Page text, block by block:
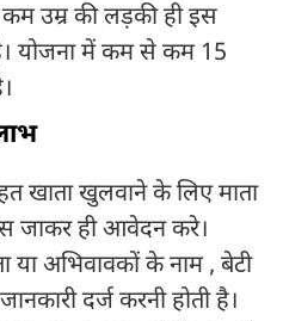
उम्र की लड़की ही इस
योजना में कम से कम 15
खाता खुलवाने के लिए माता
जाकर ही आवेदन करे।
या अभिवावकों के नाम , बेटी
दर्ज करनी होती है।